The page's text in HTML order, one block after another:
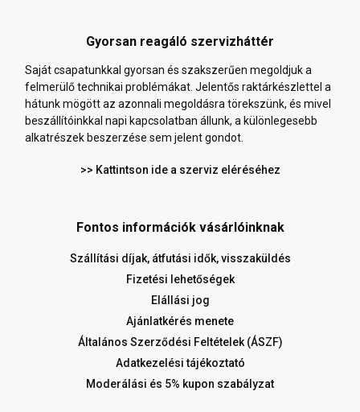
Gyorsan reagáló szervizháttér
Saját csapatunkkal gyorsan és szakszerűen megoldjuk a
felmerülő technikai problémákat. Jelentős raktárkészlettel a
hátunk mögött az azonnali megoldásra törekszünk, és mivel
beszállítóinkkal napi kapcsolatban állunk, a különlegesebb
alkatrészek beszerzése sem jelent gondot.
>> Kattintson ide a szerviz eléréséhez
Fontos információk vásárlóinknak
Szállítási díjak, átfutási idők, visszaküldés
Fizetési lehetőségek
Elállási jog
Ajánlatkérés menete
Általános Szerződési Feltételek (ÁSZF)
Adatkezelési tájékoztató
Moderálási és 5% kupon szabályzat